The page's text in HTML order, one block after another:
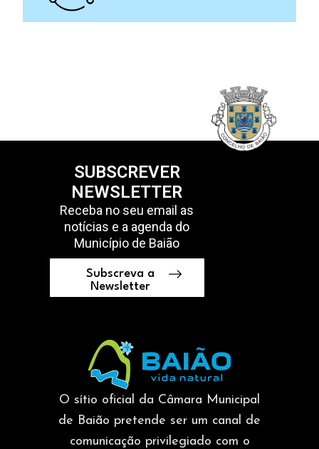
SUBSCREVER
NEWSLETTER
Receba no seu email as
notícias e a agenda do
Município de Baião
Subscreva a
Newsletter
O sítio oficial da Câmara Municipal
de Baião pretende ser um canal de
comunicação privilegiado com o